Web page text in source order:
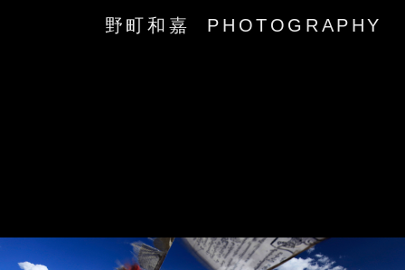
野町和嘉 PHOTOGRAPHY